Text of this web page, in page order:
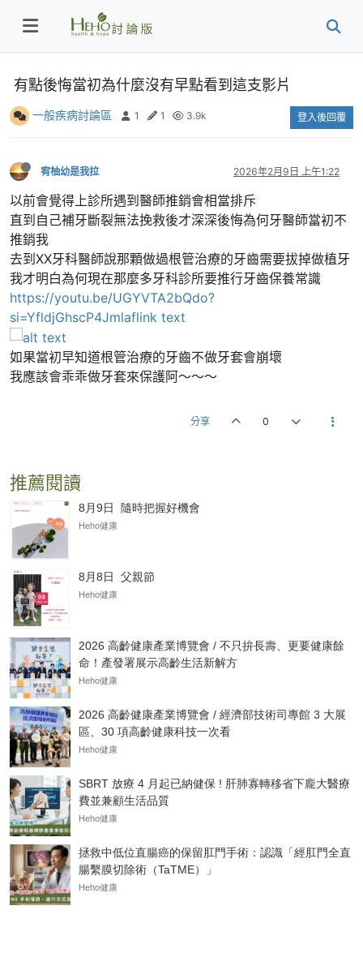
有點後悔當初為什麼沒有早點看到這支影片
一般疾病討論區 1 1 3.9k 登入後回覆
宥柚幼是我拉 2026年2月9日 上午1:22
以前會覺得上診所遇到醫師推銷會相當排斥
直到自己補牙斷裂無法挽救後才深深後悔為何牙醫師當初不
推銷我
去到XX牙科醫師說那顆做過根管治療的牙齒需要拔掉做植牙
我才明白為何現在那麼多牙科診所要推行牙齒保養常識
https://youtu.be/UGYVTA2bQdo?
si=YfldjGhscP4Jmlaflink text
如果當初早知道根管治療的牙齒不做牙套會崩壞
我應該會乖乖做牙套來保護阿～～～
分享 0
推薦閱讀